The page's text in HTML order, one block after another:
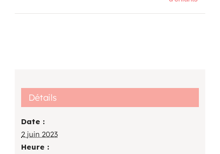
Détails
Date :
2 juin 2023
Heure :